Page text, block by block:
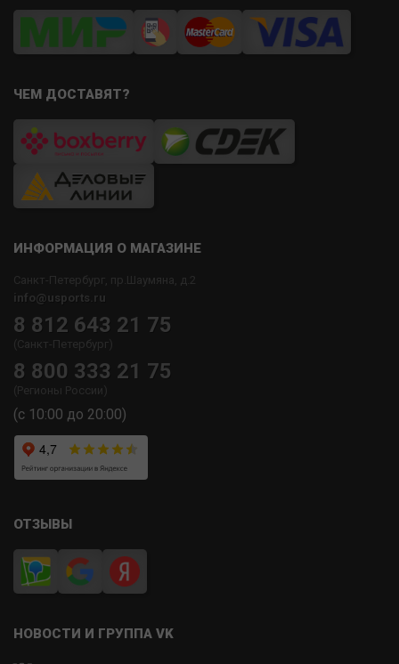
ЧЕМ ДОСТАВЯТ?
ИНФОРМАЦИЯ О МАГАЗИНЕ
Санкт-Петербург, пр.Шаумяна, д.2
info@usports.ru
8 812 643 21 75
(Санкт-Петербург)
8 800 333 21 75
(Регионы России)
(с 10:00 до 20:00)
ОТЗЫВЫ
НОВОСТИ И ГРУППА VK